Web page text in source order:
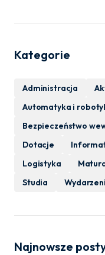
Kategorie
Administracja
Automatyka i
Bezpieczeństwo
Dotacje
Logistyka
Studia
Najnowsze